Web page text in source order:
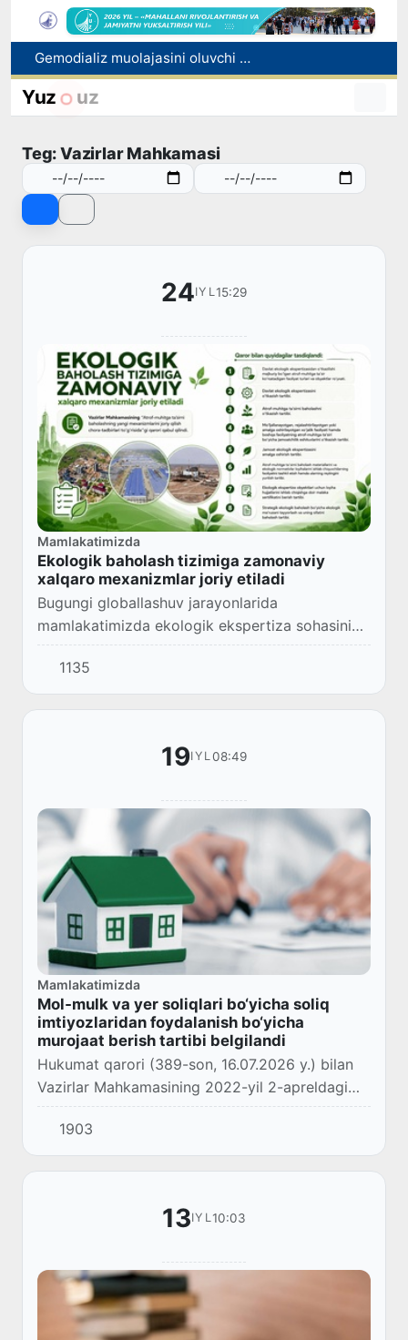
Gemodializ muolajasini oluvchi bemorlarning yo‘l xarajatlari davlat budjeti hisobidan qoplab berilishi mumkin
Italiyaning 27 ta shahrida jazirama tufayli "qizil" xavf darajasi e’lon qilindi
Qo‘qon YUNESKOning Media va axborot savodxonligi bo‘yicha Global alyansiga qo‘shildi
Yuz uz
Teg: Vazirlar Mahkamasi
24IYL15:29
Mamlakatimizda
Ekologik baholash tizimiga zamonaviy
xalqaro mexanizmlar joriy etiladi
Bugungi globallashuv jarayonlarida
mamlakatimizda ekologik ekspertiza sohasini
takomillashtirish maqsadida 2025-yilda
amaldagi “Ekologik ekspertiza to‘g‘risida”gi
qonun yangi tahri...
1135
19IYL08:49
Mamlakatimizda
Mol‑mulk va yer soliqlari bo‘yicha soliq
imtiyozlaridan foydalanish bo‘yicha
murojaat berish tartibi belgilandi
Hukumat qarori (389-son, 16.07.2026 y.) bilan
Vazirlar Mahkamasining 2022-yil 2-apreldagi
150‑son qaroriga qo‘shimcha kiritildi.
1903
13IYL10:03